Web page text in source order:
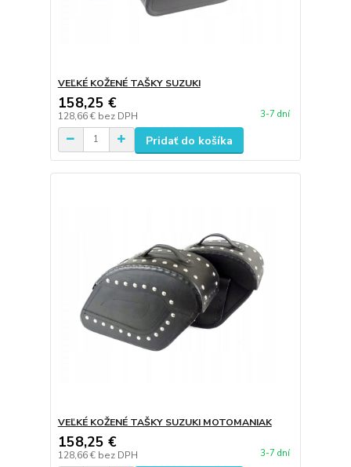
VEĽKÉ KOŽENÉ TAŠKY SUZUKI
158,25 €
128,66 € bez DPH 3-7 dní
Pridať do košíka
VEĽKÉ KOŽENÉ TAŠKY SUZUKI MOTOMANIAK
158,25 €
128,66 € bez DPH 3-7 dní